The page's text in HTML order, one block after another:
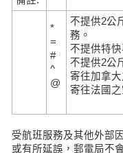
*
=
#
^
@
不提供2公
務。
不提供特快
不提供2公
寄往加拿
寄往法國
受航班服務及其他外部
或有所延誤，郵電局不